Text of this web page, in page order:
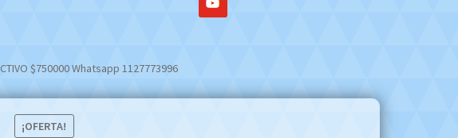
$750000 Whatsapp 1127773996
¡OFERTA!